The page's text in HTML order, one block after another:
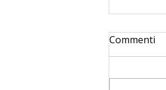
Commenti